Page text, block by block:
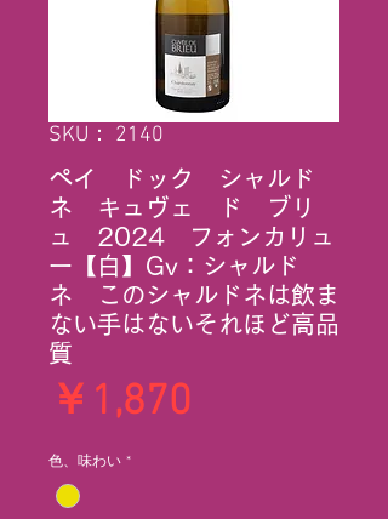
SKU： 2140
ペイ ドック シャルド
ネ キュヴェ ド ブリ
ュ 2024 フォンカリュ
ー【白】Gv：シャルド
ネ このシャルドネは飲ま
ない手はないそれほど高品
質
￥1,870
色、味わい *